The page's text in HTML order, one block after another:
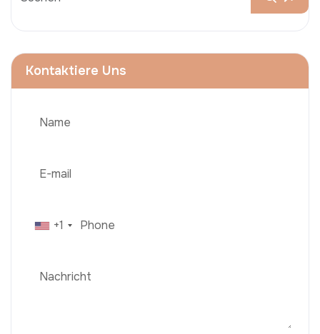
Kontaktiere Uns
+1